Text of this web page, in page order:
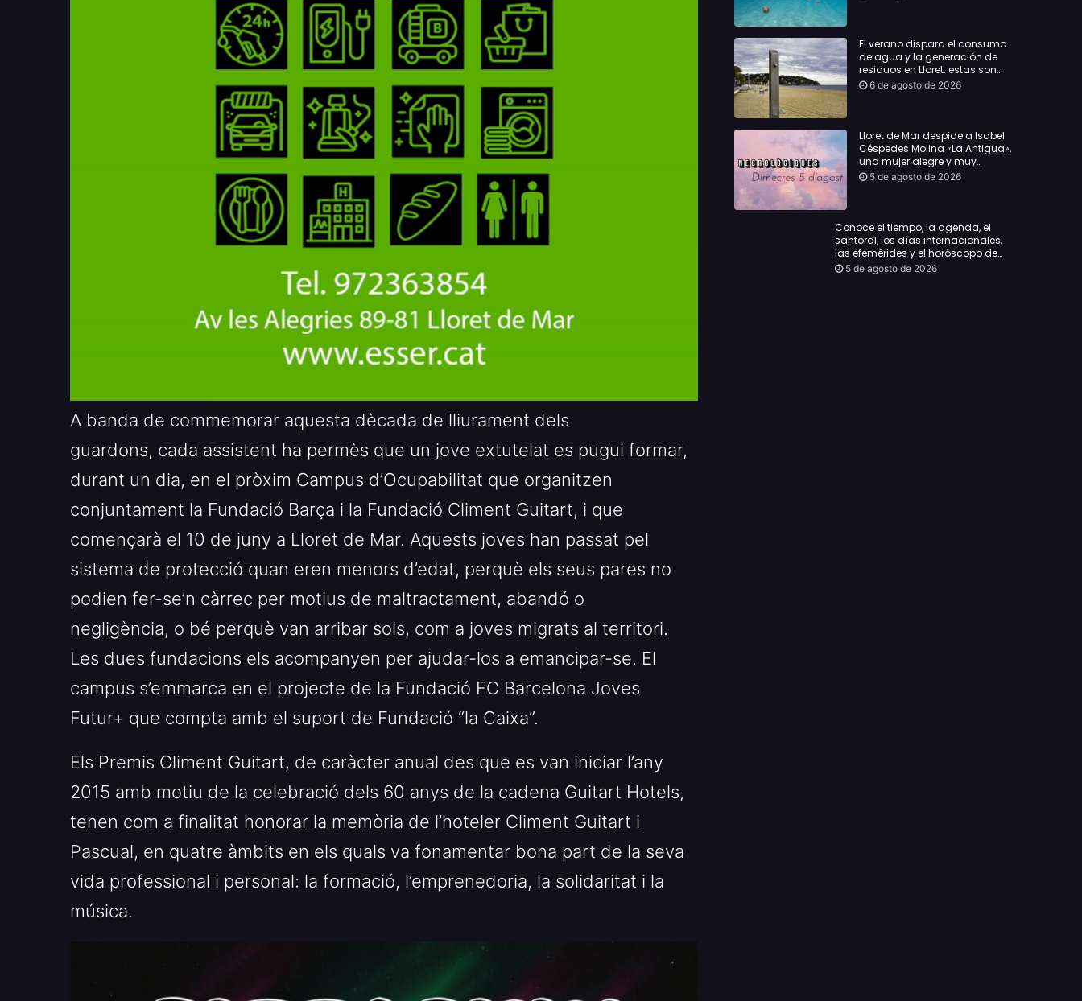
A banda de commemorar aquesta dècada de lliurament dels
guardons, cada assistent ha permès que un jove extutelat es pugui formar,
durant un dia, en el pròxim Campus d’Ocupabilitat que organitzen
conjuntament la Fundació Barça i la Fundació Climent Guitart, i que
començarà el 10 de juny a Lloret de Mar. Aquests joves han passat pel
sistema de protecció quan eren menors d’edat, perquè els seus pares no
podien fer-se’n càrrec per motius de maltractament, abandó o
negligència, o bé perquè van arribar sols, com a joves migrats al territori.
Les dues fundacions els acompanyen per ajudar-los a emancipar-se. El
campus s’emmarca en el projecte de la Fundació FC Barcelona Joves
Futur+ que compta amb el suport de Fundació “la Caixa”.
Els Premis Climent Guitart, de caràcter anual des que es van iniciar l’any
2015 amb motiu de la celebració dels 60 anys de la cadena Guitart Hotels,
tenen com a finalitat honorar la memòria de l’hoteler Climent Guitart i
Pascual, en quatre àmbits en els quals va fonamentar bona part de la seva
vida professional i personal: la formació, l’emprenedoria, la solidaritat i la
música.
El verano dispara el consumo
de agua y la generación de
residuos en Lloret: estas son
las cifras que deja el turismo
6 de agosto de 2026
Lloret de Mar despide a Isabel
Céspedes Molina «La Antigua»,
una mujer alegre y muy
querida en la población
5 de agosto de 2026
Conoce el tiempo, la agenda, el
santoral, los días internacionales,
las efemérides y el horóscopo de
hoy, Miércoles, 5 de agosto de 2026:
5 de agosto de 2026